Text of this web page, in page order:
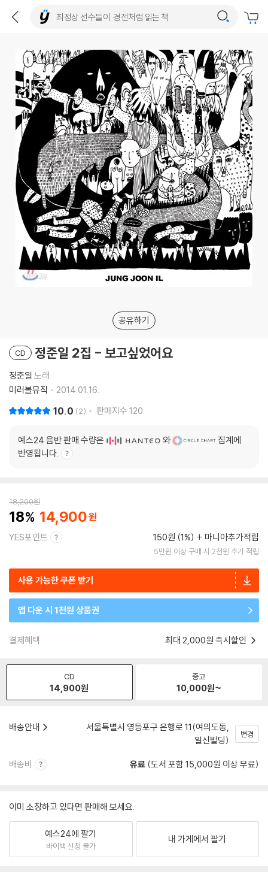
공유하기
CD 정준일 2집 - 보고싶었어요
정준일 노래
미러볼뮤직
2014.01.16.
10.0 2 판매지수 120
예스24 음반 판매 수량은 와
집계에
반영됩니다.
18,200원
18 14,900
YES포인트 150원 (1%) 마니아추가적립
5만원 이상 구매 시 2천원 추가 적립
사용 가능한 쿠폰 받기
앱 다운 시 1천원 상품권
결제혜택 최대 2,000원 즉시할인
CD
14,900원
중고
10,000원~
배송안내
서울특별시 영등포구 은행로 11(여의도동,
일신빌딩)
변경
배송비 유료 (도서 포함 15,000원 이상 무료)
이미 소장하고 있다면 판매해 보세요.
예스24에 팔기
바이백 신청 불가
내 가게에서 팔기